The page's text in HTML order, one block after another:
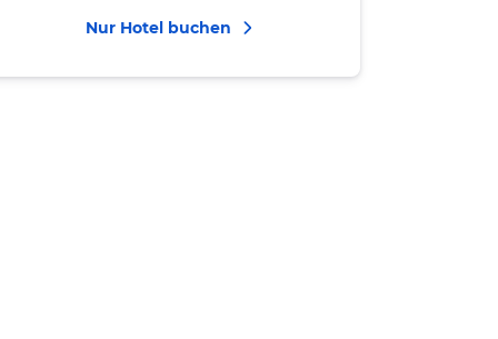
Nur Hotel buchen